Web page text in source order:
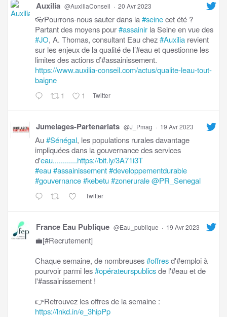
Auxilia @AuxiliaConseil · 20 Avr 2023
👓Pourrons-nous sauter dans la#seinecet été ?
Partant des moyens pour#assainir la Seine en vue des
#JO, A. Thomas, consultant Eau chez#Auxilia revient
sur les enjeux de la qualité de l’#eau et questionne les
limites des actions d’#assainissement.
https://www.auxilia-conseil.com/actus/qualite-leau-tout-
baigne
1 1 Twitter
Jumelages-Partenariats @J_Pmag · 19 Avr 2023
Au#Sénégal, les populations rurales davantage
impliquées dans la gouvernance des services
d'eau............https://bit.ly/3A71i3T
#eau#assainissement#developpementdurable
#gouvernance#kebetu#zonerurale@PR_Senegal
Twitter
France Eau Publique @Eau_publique · 19 Avr 2023
💼[#Recrutement]
Chaque semaine, de nombreuses#offresd'#emploi à
pourvoir parmi les#opérateurspublicsde l'#eau et de
l'#assainissement !
👉Retrouvez les offres de la semaine :
https://lnkd.in/e_3hipPp